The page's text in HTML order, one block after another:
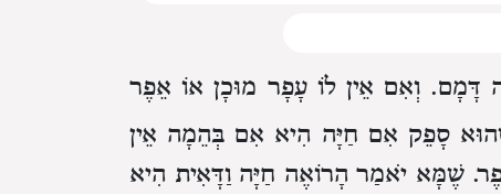
דָּמָם. וְאִם אֵין לוֹ עָפָר מוּכָן אוֹ אֵפֶר
סָפֵק אִם חַיָּה הִיא אִם בְּהֵמָה אֵין
שֶׁמָּא יֹאמַר הָרוֹאֶה חַיָּה וַדָּאִית הִיא